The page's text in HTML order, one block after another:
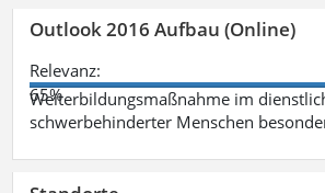
Outlook 2016 Aufbau (Online)
Relevanz:
65%
Weiterbildungsmaßnahme im
schwerbehinderter Menschen